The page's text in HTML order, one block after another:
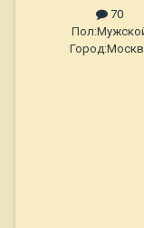
70
Пол:
Город: